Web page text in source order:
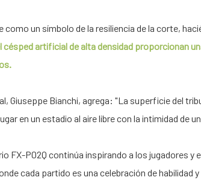
un símbolo de la resiliencia de la corte,
artificial de alta densidad proporcionan
Giuseppe Bianchi, agrega: "La superficie del
en un estadio al aire libre con la intimidad de
FX-P02Q continúa inspirando a los jugadores
cada partido es una celebración de habilidad